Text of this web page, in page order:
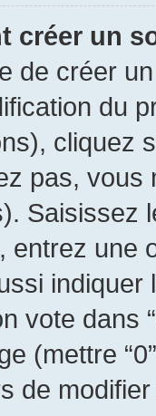
créer un
de créer
du
cliquez
pas, vous
Saisissez
entrez une
indiquer
vote dans
(mettre
de